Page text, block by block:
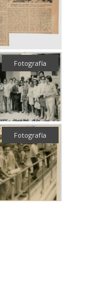
Fotografía
Fotografía